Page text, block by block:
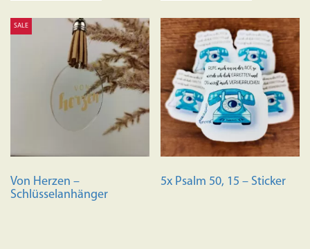
SALE
Von Herzen –
Schlüsselanhänger
5x Psalm 50, 15 – Sticker